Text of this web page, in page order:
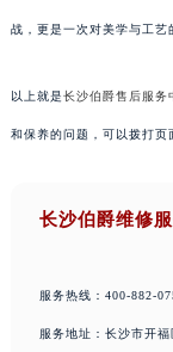
战，更是一次对美学与工艺
以上就是长沙伯爵售后服务
和保养的问题，可以拨打页
长沙伯爵维修
服务热线：400-882-
服务地址：长沙市开